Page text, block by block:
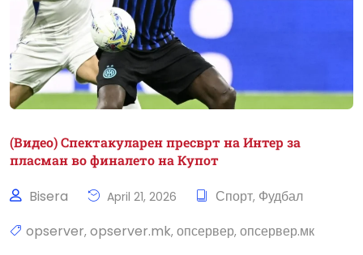
(Видео) Спектакуларен пресврт на Интер за
пласман во финалето на Купот
Bisera April 21, 2026 Спорт, Фудбал
opserver, opserver.mk, опсервер, опсервер.мк